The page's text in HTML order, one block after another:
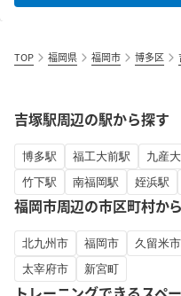
TOP 福岡県 福岡市 博多区
吉塚駅周辺の駅から探す
博多駅 福工大前駅 九産
竹下駅
南福岡駅 姪浜駅
福岡市周辺の市区町村か
北九州市 福岡市 久留米市
太宰府市
新宮町